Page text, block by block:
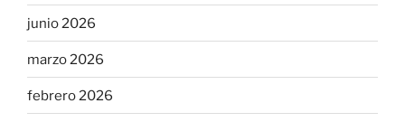
junio 2026
marzo 2026
febrero 2026